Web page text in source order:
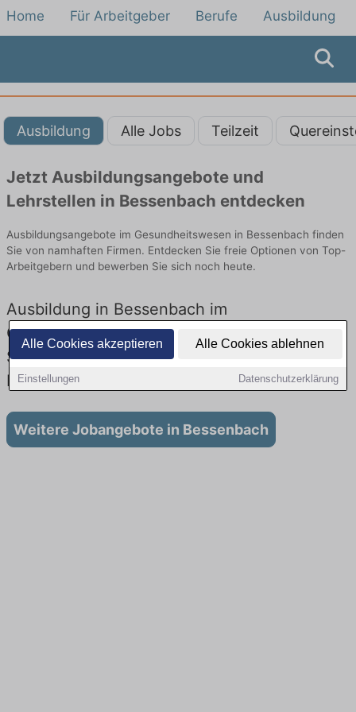
Alle Cookies akzeptieren Alle Cookies ablehnen
Einstellungen Datenschutzerklärung
Home Für Arbeitgeber Berufe Ausbildung
Ausbildung Alle Jobs Teilzeit
Jetzt Ausbildungsangebote und
Lehrstellen in Bessenbach entdecken
Ausbildungsangebote im Gesundheitswesen in Bessenbach finden
Sie von namhaften Firmen. Entdecken Sie freie Optionen von Top-
Arbeitgebern und bewerben Sie sich noch heute.
Ausbildung in Bessenbach im
Gesundheitswesen: Aktuell gibt es keine
Stellenangebote für Ausbildung in
Bessenbach
Weitere Jobangebote in Bessenbach